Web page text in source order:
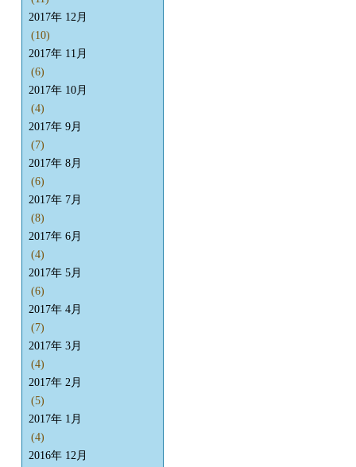
2017年 12月
(10)
2017年 11月
(6)
2017年 10月
(4)
2017年 9月
(7)
2017年 8月
(6)
2017年 7月
(8)
2017年 6月
(4)
2017年 5月
(6)
2017年 4月
(7)
2017年 3月
(4)
2017年 2月
(5)
2017年 1月
(4)
2016年 12月